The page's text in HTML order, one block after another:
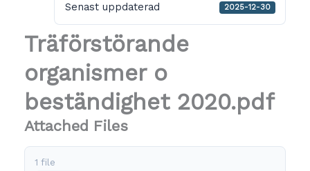
Senast uppdaterad 2025-12-30
Träförstörande
organismer o
beständighet 2020.pdf
Attached Files
1 file